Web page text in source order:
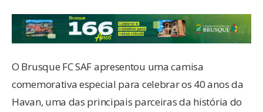
O Brusque FC SAF apresentou uma camisa
comemorativa especial para celebrar os 40 anos da
Havan, uma das principais parceiras da história do